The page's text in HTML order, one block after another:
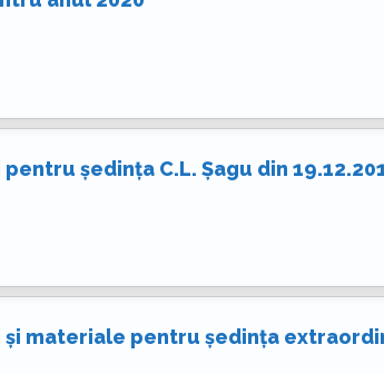
ședința C.L. Șagu din
materiale pentru ședința